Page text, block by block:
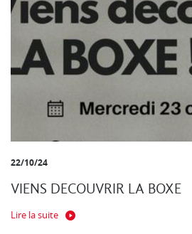
22/10/24
VIENS DECOUVRIR LA BOXE
Lire la suite